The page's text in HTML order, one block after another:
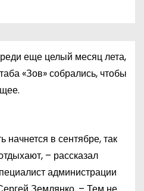
еще целый месяц лета,
«Зов» собрались, чтобы
начнется в сентябре, так
– рассказал
администрации